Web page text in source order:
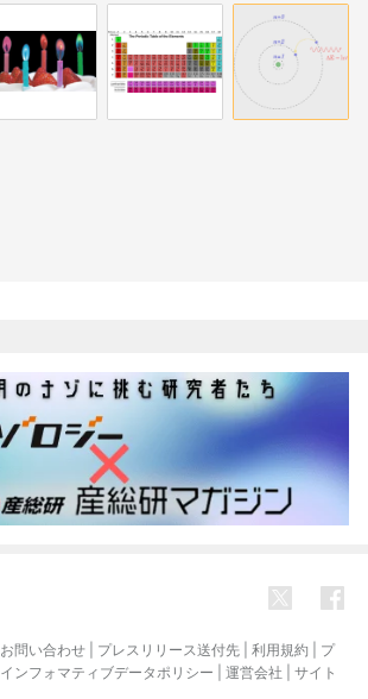
お問い合わせ プレスリリース送付先 利用規約
プ
インフォマティブデータポリシー 運営会社
サイト